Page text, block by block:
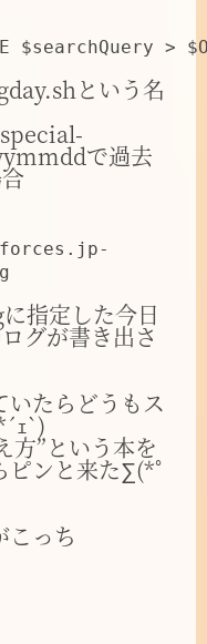
という名
で過去
指定した今日
グが書き出さ
いたらどうもス
ｪ`)
方”という本を
ピンと来た∑(*ﾟ
こっち